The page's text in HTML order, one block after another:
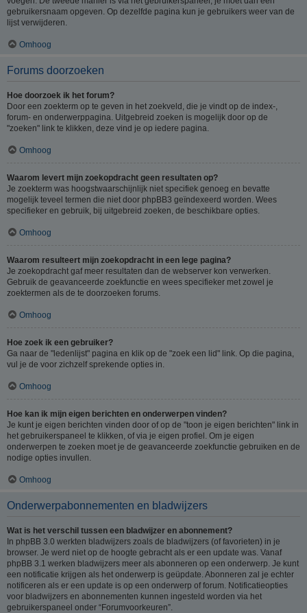
gebruikersnaam opgeven. Op dezelfde pagina kun je gebruikers weer van de
lijst verwijderen.
Omhoog
Forums doorzoeken
Hoe doorzoek ik het forum?
Door een zoekterm op te geven in het zoekveld, die je vindt op de index-,
forum- en onderwerppagina. Uitgebreid zoeken is mogelijk door op de
"zoeken" link te klikken, deze vind je op iedere pagina.
Omhoog
Waarom levert mijn zoekopdracht geen resultaten op?
Je zoekterm was hoogstwaarschijnlijk niet specifiek genoeg en bevatte
mogelijk teveel termen die niet door phpBB3 geïndexeerd worden. Wees
specifieker en gebruik, bij uitgebreid zoeken, de beschikbare opties.
Omhoog
Waarom resulteert mijn zoekopdracht in een lege pagina?
Je zoekopdracht gaf meer resultaten dan de webserver kon verwerken.
Gebruik de geavanceerde zoekfunctie en wees specifieker met zowel je
zoektermen als de te doorzoeken forums.
Omhoog
Hoe zoek ik een gebruiker?
Ga naar de "ledenlijst" pagina en klik op de "zoek een lid" link. Op die pagina,
vul je de voor zichzelf sprekende opties in.
Omhoog
Hoe kan ik mijn eigen berichten en onderwerpen vinden?
Je kunt je eigen berichten vinden door of op de "toon je eigen berichten" link in
het gebruikerspaneel te klikken, of via je eigen profiel. Om je eigen
onderwerpen te zoeken moet je de geavanceerde zoekfunctie gebruiken en de
nodige opties invullen.
Omhoog
Onderwerpabonnementen en bladwijzers
Wat is het verschil tussen een bladwijzer en abonnement?
In phpBB 3.0 werkten bladwijzers zoals de bladwijzers (of favorieten) in je
browser. Je werd niet op de hoogte gebracht als er een update was. Vanaf
phpBB 3.1 werken bladwijzers meer als abonneren op een onderwerp. Je kunt
een notificatie krijgen als het onderwerp is geüpdate. Abonneren zal je echter
notificeren als er een update is op een onderwerp of forum. Notificatieopties
voor bladwijzers en abonnementen kunnen ingesteld worden via het
gebruikerspaneel onder “Forumvoorkeuren”.